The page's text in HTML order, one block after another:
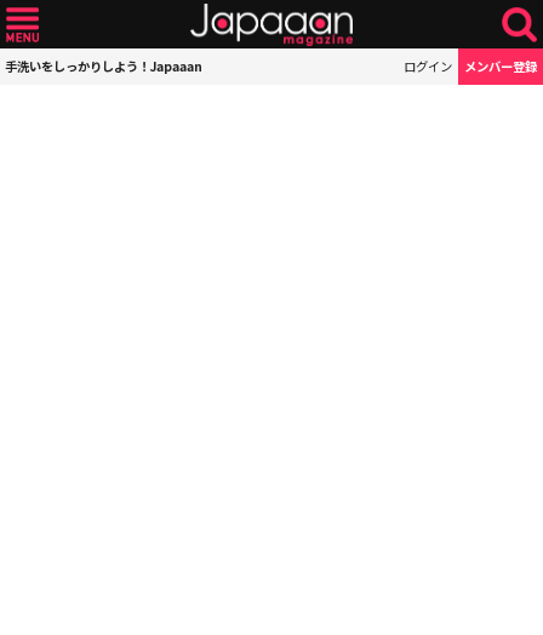
手洗いをしっかりしよう！Japaaan ログイン メンバー登録